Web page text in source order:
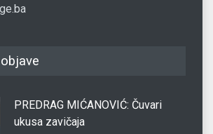
PREDRAG MIĆANOVIĆ: Čuvari
ukusa zavičaja